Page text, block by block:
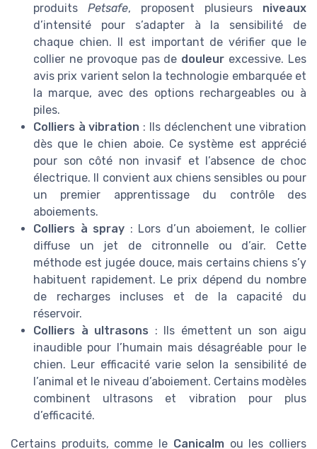
produits Petsafe, proposent plusieurs niveaux
d’intensité pour s’adapter à la sensibilité de
chaque chien. Il est important de vérifier que le
collier ne provoque pas de douleur excessive. Les
avis prix varient selon la technologie embarquée et
la marque, avec des options rechargeables ou à
piles.
Colliers à vibration : Ils déclenchent une vibration
dès que le chien aboie. Ce système est apprécié
pour son côté non invasif et l’absence de choc
électrique. Il convient aux chiens sensibles ou pour
un premier apprentissage du contrôle des
aboiements.
Colliers à spray : Lors d’un aboiement, le collier
diffuse un jet de citronnelle ou d’air. Cette
méthode est jugée douce, mais certains chiens s’y
habituent rapidement. Le prix dépend du nombre
de recharges incluses et de la capacité du
réservoir.
Colliers à ultrasons : Ils émettent un son aigu
inaudible pour l’humain mais désagréable pour le
chien. Leur efficacité varie selon la sensibilité de
l’animal et le niveau d’aboiement. Certains modèles
combinent ultrasons et vibration pour plus
d’efficacité.
Certains produits, comme le Canicalmou les colliers